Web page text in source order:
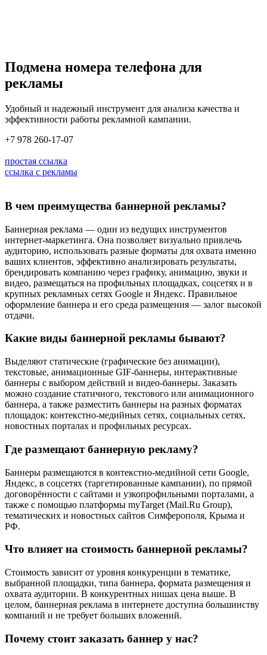
Подмена номера телефона для
рекламы
Удобный и надежный инструмент для анализа качества и
эффективности работы рекламной кампании.
+7 978 260-17-07
простая ссылка
ссылка с рекламы
В чем преимущества баннерной рекламы?
Баннерная реклама — один из ведущих инструментов
интернет-маркетинга. Она позволяет визуально привлечь
аудиторию, использовать разные форматы для охвата именно
ваших клиентов, эффективно анализировать результаты,
брендировать компанию через графику, анимацию, звуки и
видео, размещаться на профильных площадках, соцсетях и в
крупных рекламных сетях Google и Яндекс. Правильное
оформление баннера и его среда размещения — залог высокой
отдачи.
Какие виды баннерной рекламы бывают?
Выделяют статические (графические без анимации),
текстовые, анимационные GIF-баннеры, интерактивные
баннеры с выбором действий и видео-баннеры. Заказать
можно создание статичного, текстового или анимационного
баннера, а также разместить баннеры на разных форматах
площадок: контекстно-медийных сетях, социальных сетях,
новостных порталах и профильных ресурсах.
Где размещают баннерную рекламу?
Баннеры размещаются в контекстно-медийной сети Google,
Яндекс, в соцсетях (таргетированные кампании), по прямой
договорённости с сайтами и узкопрофильными порталами, а
также с помощью платформы myTarget (Mail.Ru Group),
тематических и новостных сайтов Симферополя, Крыма и
РФ.
Что влияет на стоимость баннерной рекламы?
Стоимость зависит от уровня конкуренции в тематике,
выбранной площадки, типа баннера, формата размещения и
охвата аудитории. В конкурентных нишах цена выше. В
целом, баннерная реклама в интернете доступна большинству
компаний и не требует больших вложений.
Почему стоит заказать баннер у нас?